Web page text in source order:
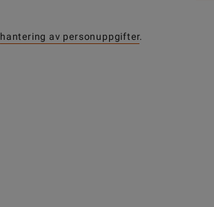
hantering av personuppgifter.